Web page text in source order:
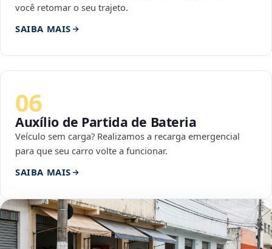
você retomar o seu trajeto.
SAIBA MAIS
06
Auxílio de Partida de Bateria
Veículo sem carga? Realizamos a recarga emergencial
para que seu carro volte a funcionar.
SAIBA MAIS